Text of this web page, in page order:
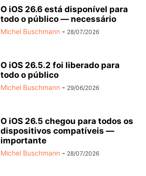
O iOS 26.6 está disponível para
todo o público — necessário
Michel Buschmann - 28/07/2026
O iOS 26.5.2 foi liberado para
todo o público
Michel Buschmann - 29/06/2026
O iOS 26.5 chegou para todos os
dispositivos compatíveis —
importante
Michel Buschmann - 28/07/2026